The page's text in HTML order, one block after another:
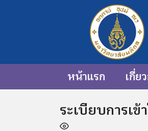
หน้าแรก เกี่ย
ระเบียบการเ